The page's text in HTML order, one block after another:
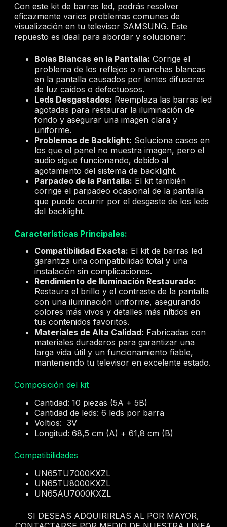
Con este kit de barras led, podrás resolver
eficazmente varios problemas comunes de
visualización en tu televisor SAMSUNG. Este
repuesto es ideal para abordar y solucionar:
Bolas Blancas en la Pantalla: Corrige el
problema de los reflejos o manchas blancas
en la pantalla causados por lentes difusores
de luz caídos o defectuosos.
Leds Desgastados: Reemplaza las barras led
agotadas para restaurar la iluminación de
fondo y asegurar una imagen clara y
uniforme.
Problemas de Backlight: Soluciona casos en
los que el panel no muestra imagen, pero el
audio sigue funcionando, debido al
agotamiento del sistema de backlight.
Parpadeo de la Pantalla: El kit también
corrige el parpadeo ocasional de la pantalla
que puede ocurrir por el desgaste de los leds
del backlight.
Características Principales:
Compatibilidad Exacta: El kit de barras led
garantiza una compatibilidad total y una
instalación sin complicaciones.
Rendimiento de Iluminación Restaurado:
Restaura el brillo y el contraste de la pantalla
con una iluminación uniforme, asegurando
colores más vivos y detalles más nítidos en
tus contenidos favoritos.
Materiales de Alta Calidad: Fabricadas con
materiales duraderos para garantizar una
larga vida útil y un funcionamiento fiable,
manteniendo tu televisor en excelente estado.
Composición del kit
Cantidad: 10 piezas (5A + 5B)
Cantidad de leds: 6 leds por barra
Voltios: 3V
Longitud: 68,5 cm (A) + 61,8 cm (B)
Compatibilidades
UN65TU7000KXZL
UN65TU8000KXZL
UN65AU7000KXZL
SI DESEAS ADQUIRIRLAS AL POR MAYOR,